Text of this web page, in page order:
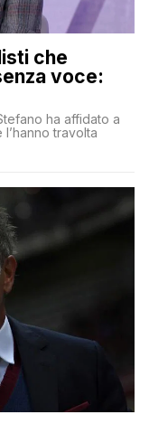
che
voce:
ha affidato a
travolta